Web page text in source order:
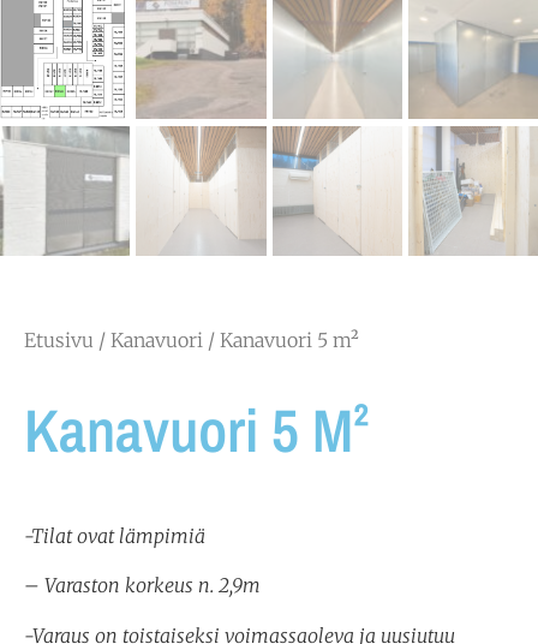
Etusivu / Kanavuori / Kanavuori 5 m²
Kanavuori 5 M²
-Tilat ovat lämpimiä
– Varaston korkeus n. 2,9m
-Varaus on toistaiseksi voimassaoleva ja uusiutuu